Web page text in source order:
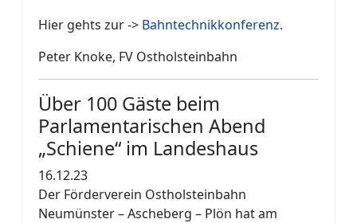
Hier gehts zur -> Bahntechnikkonferenz.
Peter Knoke, FV Ostholsteinbahn
Über 100 Gäste beim
Parlamentarischen Abend
„Schiene“ im Landeshaus
16.12.23
Der Förderverein Ostholsteinbahn
Neumünster – Ascheberg – Plön hat am